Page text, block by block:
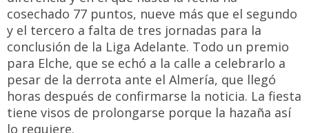
cosechado 77 puntos, nueve más que el segundo
y el tercero a falta de tres jornadas para la
conclusión de la Liga Adelante. Todo un premio
para Elche, que se echó a la calle a celebrarlo a
pesar de la derrota ante el Almería, que llegó
horas después de confirmarse la noticia. La fiesta
tiene visos de prolongarse porque la hazaña así
lo requiere.